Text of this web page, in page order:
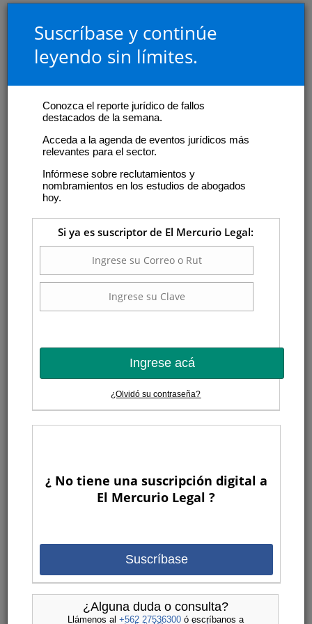
Suscríbase y continúe
leyendo sin límites.
Conozca el reporte jurídico de fallos
destacados de la semana.
Acceda a la agenda de eventos jurídicos más
relevantes para el sector.
Infórmese sobre reclutamientos y
nombramientos en los estudios de abogados
hoy.
Si ya es suscriptor de El Mercurio Legal:
Ingrese acá
¿Olvidó su contraseña?
¿ No tiene una suscripción digital a
El Mercurio Legal ?
Suscríbase
¿Alguna duda o consulta?
Llámenos al +562 27536300ó escríbanos a